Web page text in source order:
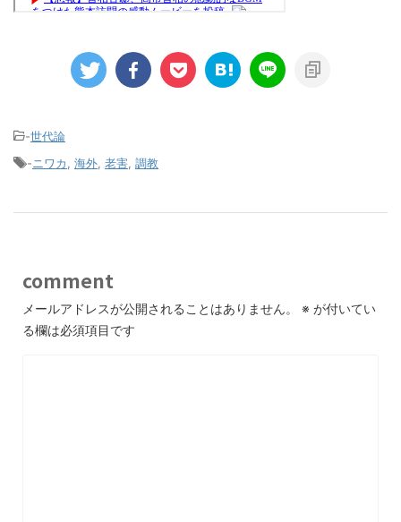
-世代論
-ニワカ 海外 老害 調教
comment
メールアドレスが公開されることはありません。 ※ が付いてい
る欄は必須項目です